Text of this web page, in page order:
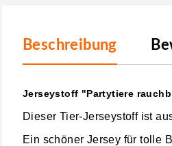
Beschreibung
Jerseystoff "Partytiere
Dieser Tier-Jerseystoff ist
Ein schöner Jersey für tolle